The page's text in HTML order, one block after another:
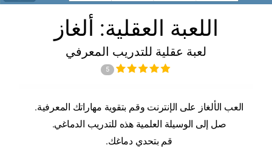
اللعبة العقلية: ألغاز
لعبة عقلية للتدريب المعرفي
5
العب الألغاز على الإنترنت وقم بتقوية مهاراتك المعرفية.
صل إلى الوسيلة العلمية هذه للتدريب الدماغي.
قم بتحدي دماغك.